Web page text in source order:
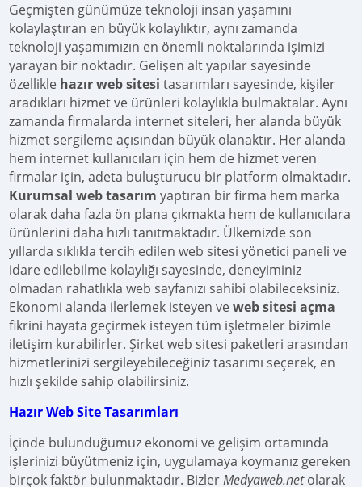
Geçmişten günümüze teknoloji insan yaşamını
kolaylaştıran en büyük kolaylıktır, aynı zamanda
teknoloji yaşamımızın en önemli noktalarında işimizi
yarayan bir noktadır. Gelişen alt yapılar sayesinde
özellikle hazır web sitesi tasarımları sayesinde, kişiler
aradıkları hizmet ve ürünleri kolaylıkla bulmaktalar. Aynı
zamanda firmalarda internet siteleri, her alanda büyük
hizmet sergileme açısından büyük olanaktır. Her alanda
hem internet kullanıcıları için hem de hizmet veren
firmalar için, adeta buluşturucu bir platform olmaktadır.
Kurumsal web tasarım yaptıran bir firma hem marka
olarak daha fazla ön plana çıkmakta hem de kullanıcılara
ürünlerini daha hızlı tanıtmaktadır. Ülkemizde son
yıllarda sıklıkla tercih edilen web sitesi yönetici paneli ve
idare edilebilme kolaylığı sayesinde, deneyiminiz
olmadan rahatlıkla web sayfanızı sahibi olabileceksiniz.
Ekonomi alanda ilerlemek isteyen veweb sitesi açma
fikrini hayata geçirmek isteyen tüm işletmeler bizimle
iletişim kurabilirler. Şirket web sitesi paketleri arasından
hizmetlerinizi sergileyebileceğiniz tasarımı seçerek, en
hızlı şekilde sahip olabilirsiniz.
Hazır Web Site Tasarımları
İçinde bulunduğumuz ekonomi ve gelişim ortamında
işlerinizi büyütmeniz için, uygulamaya koymanız gereken
birçok faktör bulunmaktadır. BizlerMedyaweb.netolarak